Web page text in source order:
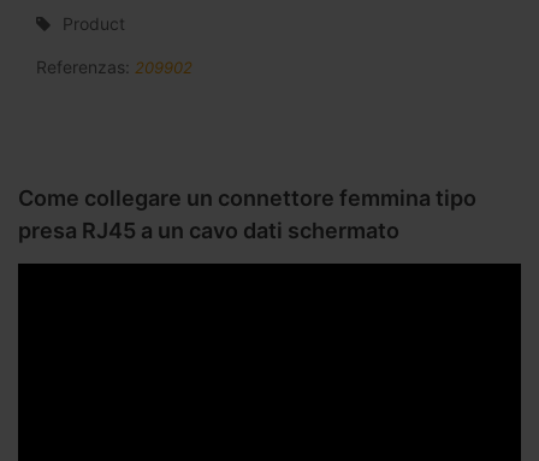
Product
Referenzas: 209902
Come collegare un connettore femmina tipo
presa RJ45 a un cavo dati schermato